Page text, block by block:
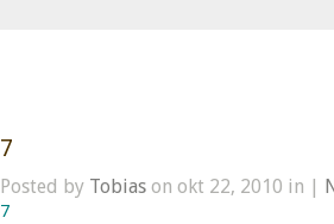
7
Posted by Tobias on okt 22, 2010 in |
7